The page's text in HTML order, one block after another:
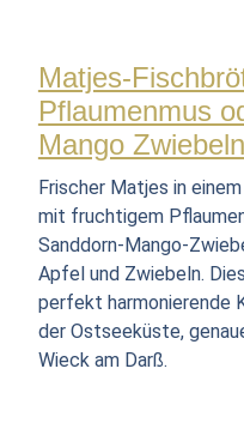
Matjes-
Pflaumenmus
Mango
Frischer Matjes in
mit fruchtigem
Sanddorn-Mango-
Apfel und Zwiebeln.
perfekt harmonierende
der Ostseeküste,
Wieck am Darß.